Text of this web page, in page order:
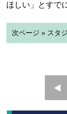
ほしい」とすで
次ページ » スタ
へ